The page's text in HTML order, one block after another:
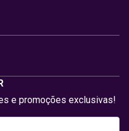
e promoções exclusivas!